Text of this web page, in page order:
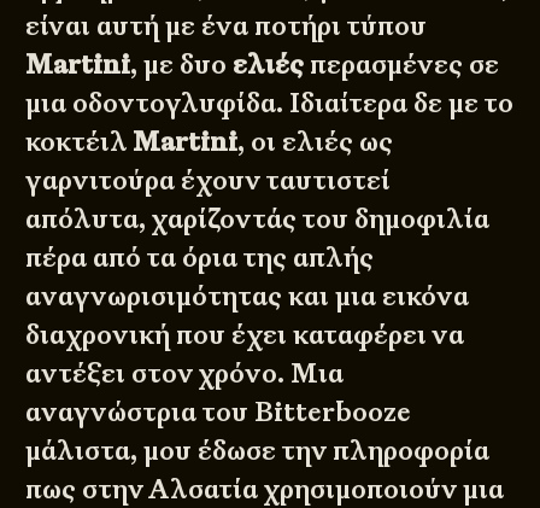
είναι αυτή με ένα ποτήρι τύπου
Martini, με δυο ελιές περασμένες σε
μια οδοντογλυφίδα. Ιδιαίτερα δε με το
κοκτέιλ Martini, οι ελιές ως
γαρνιτούρα έχουν ταυτιστεί
απόλυτα, χαρίζοντάς του δημοφιλία
πέρα από τα όρια της απλής
αναγνωρισιμότητας και μια εικόνα
διαχρονική που έχει καταφέρει να
αντέξει στον χρόνο. Μια
αναγνώστρια του Bitterbooze
μάλιστα, μου έδωσε την πληροφορία
πως στην Αλσατία χρησιμοποιούν μια